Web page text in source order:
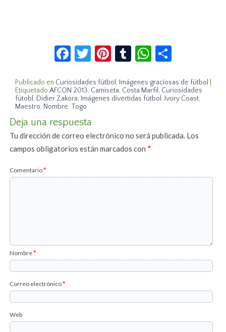
Facebook
Twitter
Pinterest
TumblrWhatsApp
Publicado en Curiosidades fútbol, Imágenes graciosas de fútbol
Etiquetado AFCON 2013, Camiseta, Costa Marfil, Curiosidades
fútobl, Didier Zakora, Imágenes divertidas fútbol, Ivory Coast,
Maestro, Nombre, Togo
Deja una respuesta
Tu dirección de correo electrónico no será publicada. Los
campos obligatorios están marcados con*
Comentario*
Nombre*
Correo electrónico*
Web